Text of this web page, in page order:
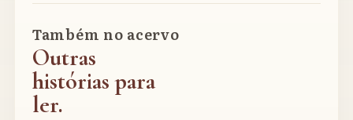
Também no acervo
Outras
histórias para
ler.